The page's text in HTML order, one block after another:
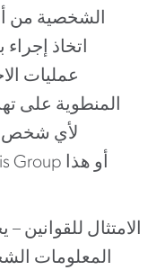
الشخصية من
اتخاذ إجراء
عمليات
المنطوية على
لأي شخص،
المعلومات